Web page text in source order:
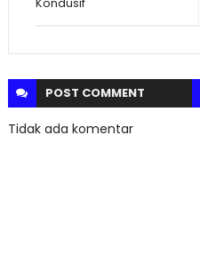
POST COMMENT
Tidak ada komentar